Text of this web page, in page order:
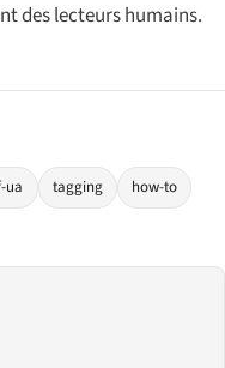
des lecteurs humains.
ua tagging how-to